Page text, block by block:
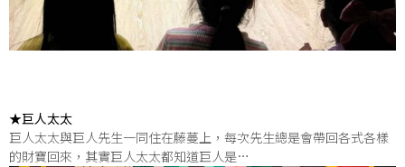
★巨人太太
巨人太太與巨人先生一同住在藤蔓上，每次先生總是會帶回各式各樣
的財寶回來，其實巨人太太都知道巨人是…